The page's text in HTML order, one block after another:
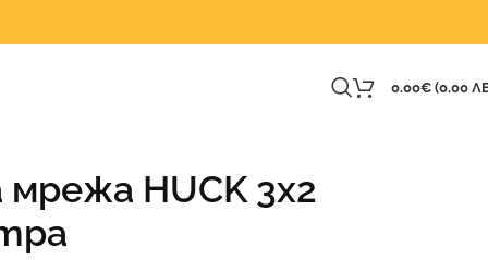
0.00€ (0.00
мрежа HUCK 3х2